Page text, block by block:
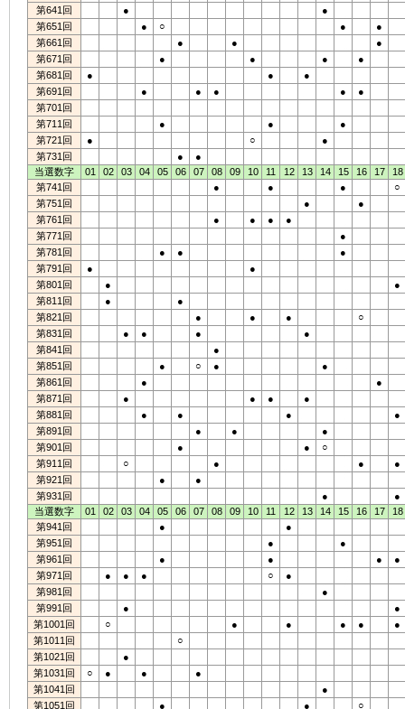
第641回
●
●
第651回
● ○ ●
●
第661回
● ●
●
第671回
● ● ●
●
第681回
● ●
●
第691回
● ● ● ●
●
第701回
第711回
● ●
●
第721回
● ○
●
第731回
●
●
当選数字
01 02 03 04 05 06 07 08 09 10 11 12 13 14 15 16 17
18
第741回
● ● ●
○
第751回
●
●
第761回
● ● ●
●
第771回
●
第781回
● ●
●
第791回
●
●
第801回
●
●
第811回
●
●
第821回
● ● ●
○
第831回
● ● ●
●
第841回
●
第851回
● ○ ●
●
第861回
●
●
第871回
● ● ●
●
第881回
● ● ●
●
第891回
● ●
●
第901回
● ●
○
第911回
○ ● ●
●
第921回
●
●
第931回
●
●
当選数字
01 02 03 04 05 06 07 08 09 10 11 12 13 14 15 16 17
18
第941回
●
●
第951回
●
●
第961回
● ● ●
●
第971回
● ● ● ○
●
第981回
●
第991回
●
●
第1001回
○ ● ● ● ●
●
第1011回
○
第1021回
●
第1031回
○ ● ●
●
第1041回
●
第1051回
● ● ○